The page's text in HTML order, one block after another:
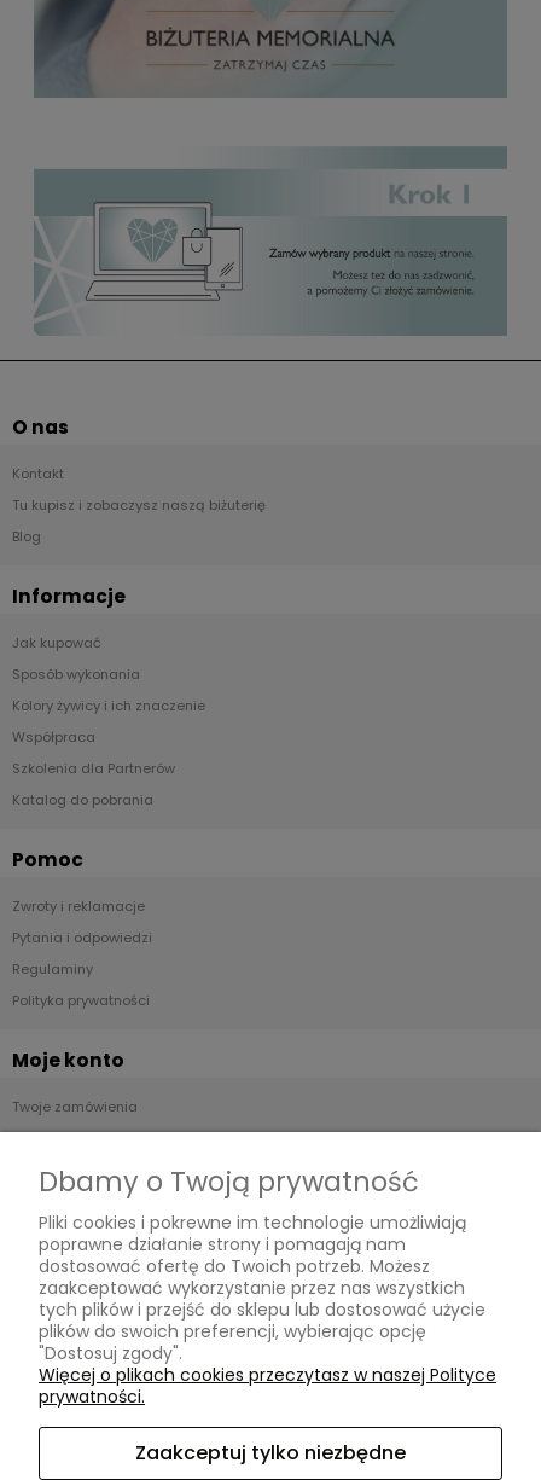
O nas
Kontakt
Tu kupisz i zobaczysz naszą biżuterię
Blog
Informacje
Jak kupować
Sposób wykonania
Kolory żywicy i ich znaczenie
Współpraca
Szkolenia dla Partnerów
Katalog do pobrania
Pomoc
Zwroty i reklamacje
Pytania i odpowiedzi
Regulaminy
Polityka prywatności
Moje konto
Twoje zamówienia
Ustawienia konta
Przechowalnia
Płatności i dostawa
Formy płatności
Czas i koszty dostawy
Czas realizacji zamówienia
Dbamy o Twoją prywatność
Pliki cookies i pokrewne im technologie umożliwiają
poprawne działanie strony i pomagają nam
dostosować ofertę do Twoich potrzeb. Możesz
zaakceptować wykorzystanie przez nas wszystkich
tych plików i przejść do sklepu lub dostosować użycie
plików do swoich preferencji, wybierając opcję
"Dostosuj zgody".
Więcej o plikach cookies przeczytasz w naszej Polityce
prywatności.
Zaakceptuj tylko niezbędne